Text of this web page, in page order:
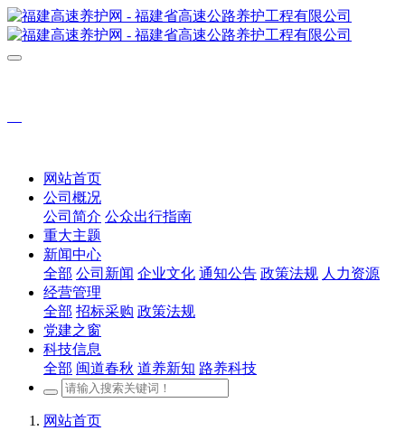
网站首页
公司概况
公司简介 公众出行指南
重大主题
新闻中心
全部 公司新闻 企业文化 通知公告 政策法规 人力资源
经营管理
全部 招标采购 政策法规
党建之窗
科技信息
全部 闽道春秋 道养新知 路养科技
网站首页